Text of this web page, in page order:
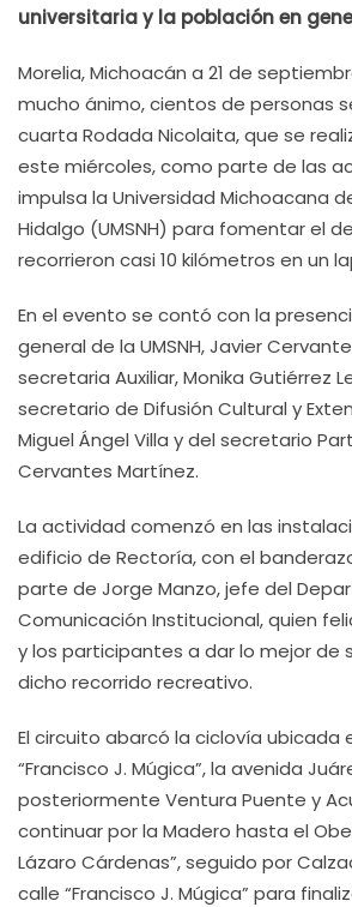
universitaria y la población en
Morelia, Michoacán a 21 de
mucho ánimo, cientos de personas
cuarta Rodada Nicolaita, que se
este miércoles, como parte de las
impulsa la Universidad Michoacana
Hidalgo (UMSNH) para fomentar el
recorrieron casi 10 kilómetros en un
En el evento se contó con la
general de la UMSNH, Javier
secretaria Auxiliar, Monika Gutiérrez
secretario de Difusión Cultural y
Miguel Ángel Villa y del secretario
Cervantes Martínez.
La actividad comenzó en las
edificio de Rectoría, con el
parte de Jorge Manzo, jefe del
Comunicación Institucional, quien
y los participantes a dar lo mejor de
dicho recorrido recreativo.
El circuito abarcó la ciclovía ubicada
“Francisco J. Múgica”, la avenida
posteriormente Ventura Puente y
continuar por la Madero hasta el
Lázaro Cárdenas”, seguido por
calle “Francisco J. Múgica” para